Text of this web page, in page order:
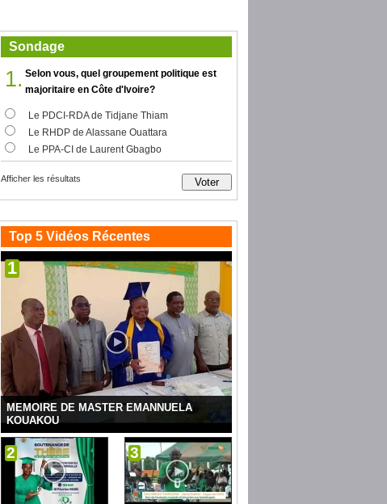
Sondage
Selon vous, quel groupement politique est
majoritaire en Côte d'Ivoire?
1.
Le PDCI-RDA de Tidjane Thiam
Le RHDP de Alassane Ouattara
Le PPA-CI de Laurent Gbagbo
Afficher les résultats
Top 5 Vidéos Récentes
1
MEMOIRE DE MASTER EMANNUELA
KOUAKOU
2 3